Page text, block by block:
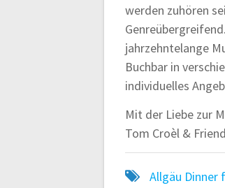
werden zuhören
jahrzehntelange
Buchbar in
individuelles
Mit der Liebe zur
Tom Croèl &
Allgäu Dinner